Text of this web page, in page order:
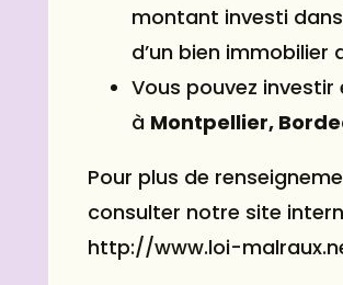
montant investi
d’un bien immobilier
Vous pouvez investir
à Montpellier,
Pour plus de
consulter notre site
http://www.loi-